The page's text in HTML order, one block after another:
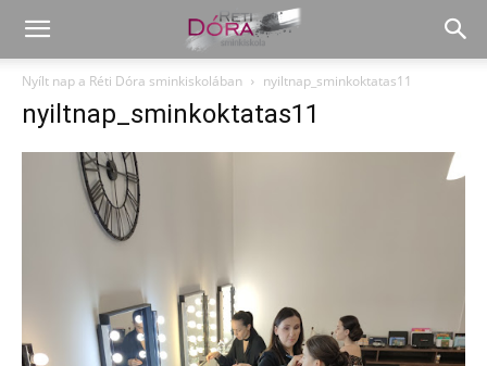
Nyílt nap a Réti Dóra sminkiskolában nyiltnap_sminkoktatas11
nyiltnap_sminkoktatas11